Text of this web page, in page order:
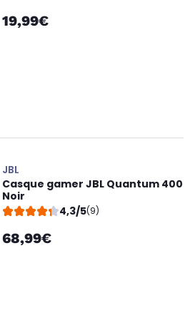
19,99€
JBL
Casque gamer JBL Quantum 400
Noir
4,3/5(9)
68,99€